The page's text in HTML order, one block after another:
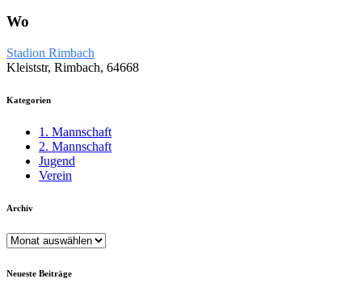
Wo
Stadion Rimbach
Kleiststr, Rimbach, 64668
Kategorien
1. Mannschaft
2. Mannschaft
Jugend
Verein
Archiv
Archiv
Neueste Beiträge